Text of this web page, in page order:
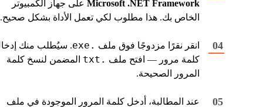
Microsoft .NET Framework على جهاز الكمبيوتر
الخاص بك. هذا مطلوب لكي تعمل الأداة بشكل صحيح.
انقر نقرًا مزدوجًا فوق ملف .exe
. سيُطلب منك
كلمة مرور — افتح ملف .txt
المضمن لنسخ كلمة
المرور الصحيحة.
عند المطالبة، أدخل كلمة المرور الموجودة في ملف